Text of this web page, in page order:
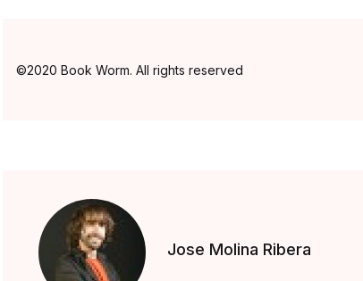
©2020 Book Worm. All rights reserved
Jose Molina Ribera